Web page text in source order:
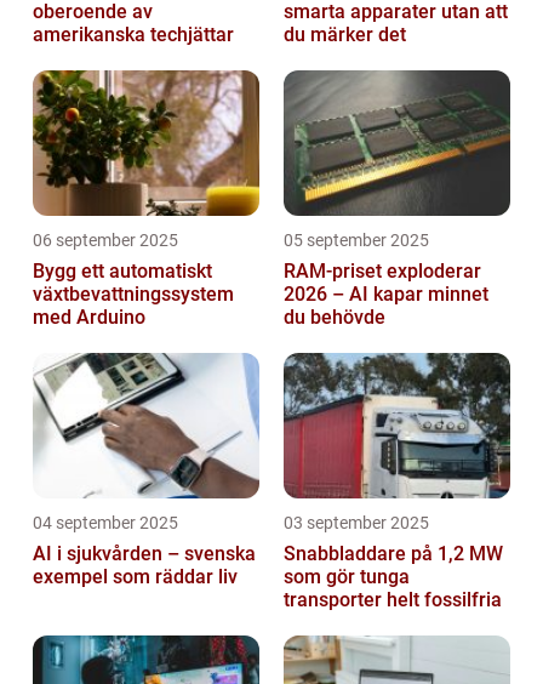
oberoende av
amerikanska techjättar
smarta apparater utan att
du märker det
06 september 2025
Bygg ett automatiskt
växtbevattningssystem
med Arduino
05 september 2025
RAM-priset exploderar
2026 – AI kapar minnet
du behövde
04 september 2025
AI i sjukvården – svenska
exempel som räddar liv
03 september 2025
Snabbladdare på 1,2 MW
som gör tunga
transporter helt fossilfria